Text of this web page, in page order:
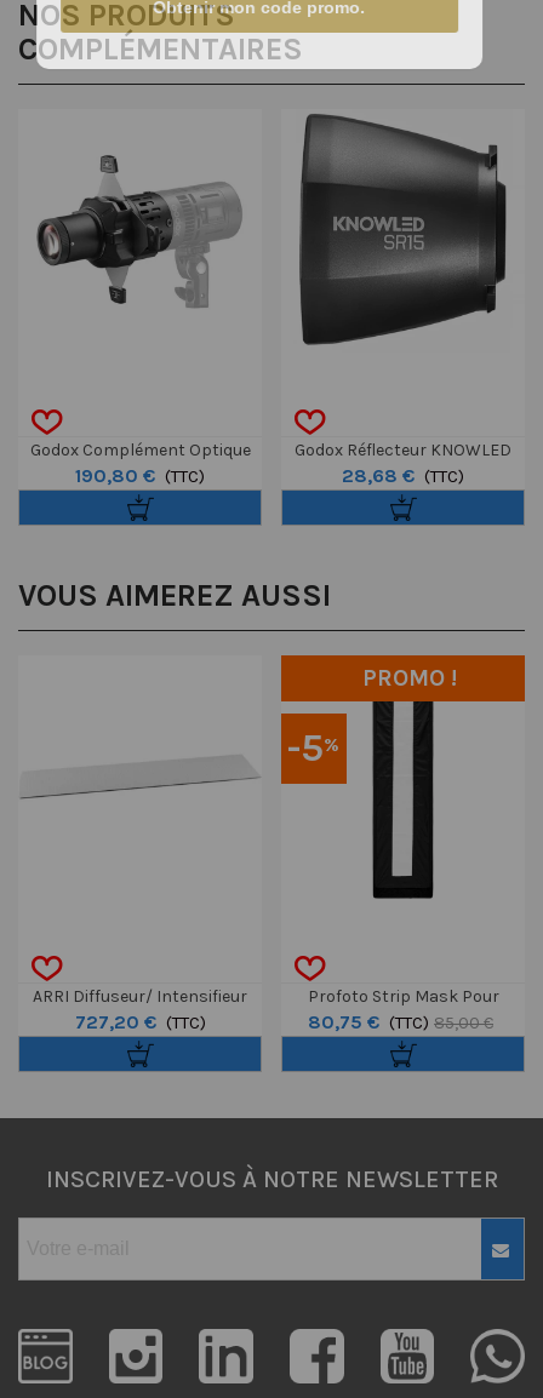
NOS PRODUITS
COMPLÉMENTAIRES
Godox Complément Optique
KNOWLED SP36K Pour MS60Bi
Et MS60R
190,80 € (TTC)
Godox Réflecteur KNOWLED
SR15 Pour MS60Bi Et MS60R
28,68 € (TTC)
VOUS AIMEREZ AUSSI
ARRI Diffuseur/ Intensifieur
Pour SkyPanel S120-C
727,20 € (TTC)
-5%
PROMO !
Profoto Strip Mask Pour
Softbox 1x4'
80,75 € (TTC) 85,00 €
INSCRIVEZ-VOUS À NOTRE NEWSLETTER
Obtenir mon code promo.